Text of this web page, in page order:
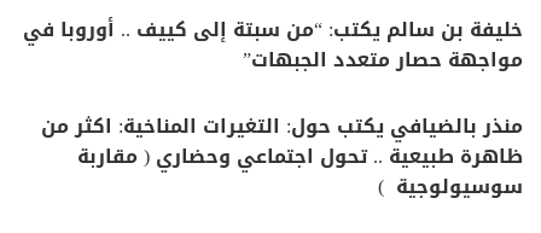
خليفة بن سالم يكتب: “من سبتة إلى كييف .. أوروبا في
مواجهة حصار متعدد الجبهات”
منذر بالضيافي يكتب حول: التغيرات المناخية: اكثر من
ظاهرة طبيعية .. تحول اجتماعي وحضاري ( مقاربة
سوسيولوجية )